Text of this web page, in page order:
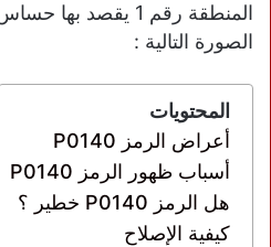
المنطقة رقم 1 يقصد
الصورة التالية :
المحتويات
أعراض الرمز P0140
أسباب ظهور الرمز P0140
هل الرمز P0140 خطير ؟
كيفية الإصلاح